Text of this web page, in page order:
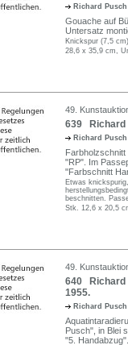
Richard
Gouache auf
Untersatz
Knickspur (7,5
28,6 x 35,9 cm,
49.
639 Richard
Richard
"RP". Im
"Farbschnitt
Etwas
beschnitten.
Stk. 12,6 x 20,5
49.
640 Richard
1955.
Richard
Pusch", in Blei
"5.